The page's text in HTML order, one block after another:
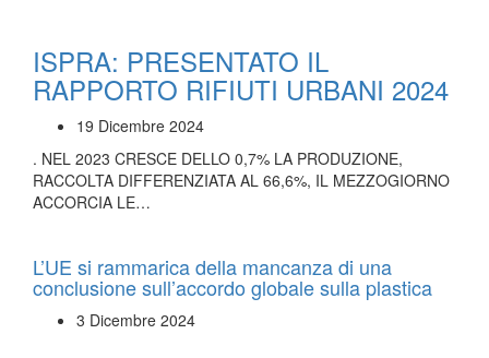
ISPRA: PRESENTATO IL
RAPPORTO RIFIUTI URBANI 2024
19 Dicembre 2024
. NEL 2023 CRESCE DELLO 0,7% LA PRODUZIONE,
RACCOLTA DIFFERENZIATA AL 66,6%, IL MEZZOGIORNO
ACCORCIA LE…
L’UE si rammarica della mancanza di una
conclusione sull’accordo globale sulla plastica
3 Dicembre 2024